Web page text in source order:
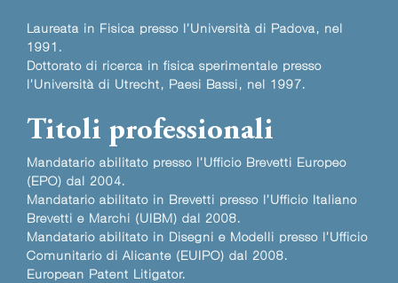
Laureata in Fisica presso l’Università di Padova, nel
1991.
Dottorato di ricerca in fisica sperimentale presso
l’Università di Utrecht, Paesi Bassi, nel 1997.
Titoli professionali
Mandatario abilitato presso l’Ufficio Brevetti Europeo
(EPO) dal 2004.
Mandatario abilitato in Brevetti presso l’Ufficio Italiano
Brevetti e Marchi (UIBM) dal 2008.
Mandatario abilitato in Disegni e Modelli presso l’Ufficio
Comunitario di Alicante (EUIPO) dal 2008.
European Patent Litigator.